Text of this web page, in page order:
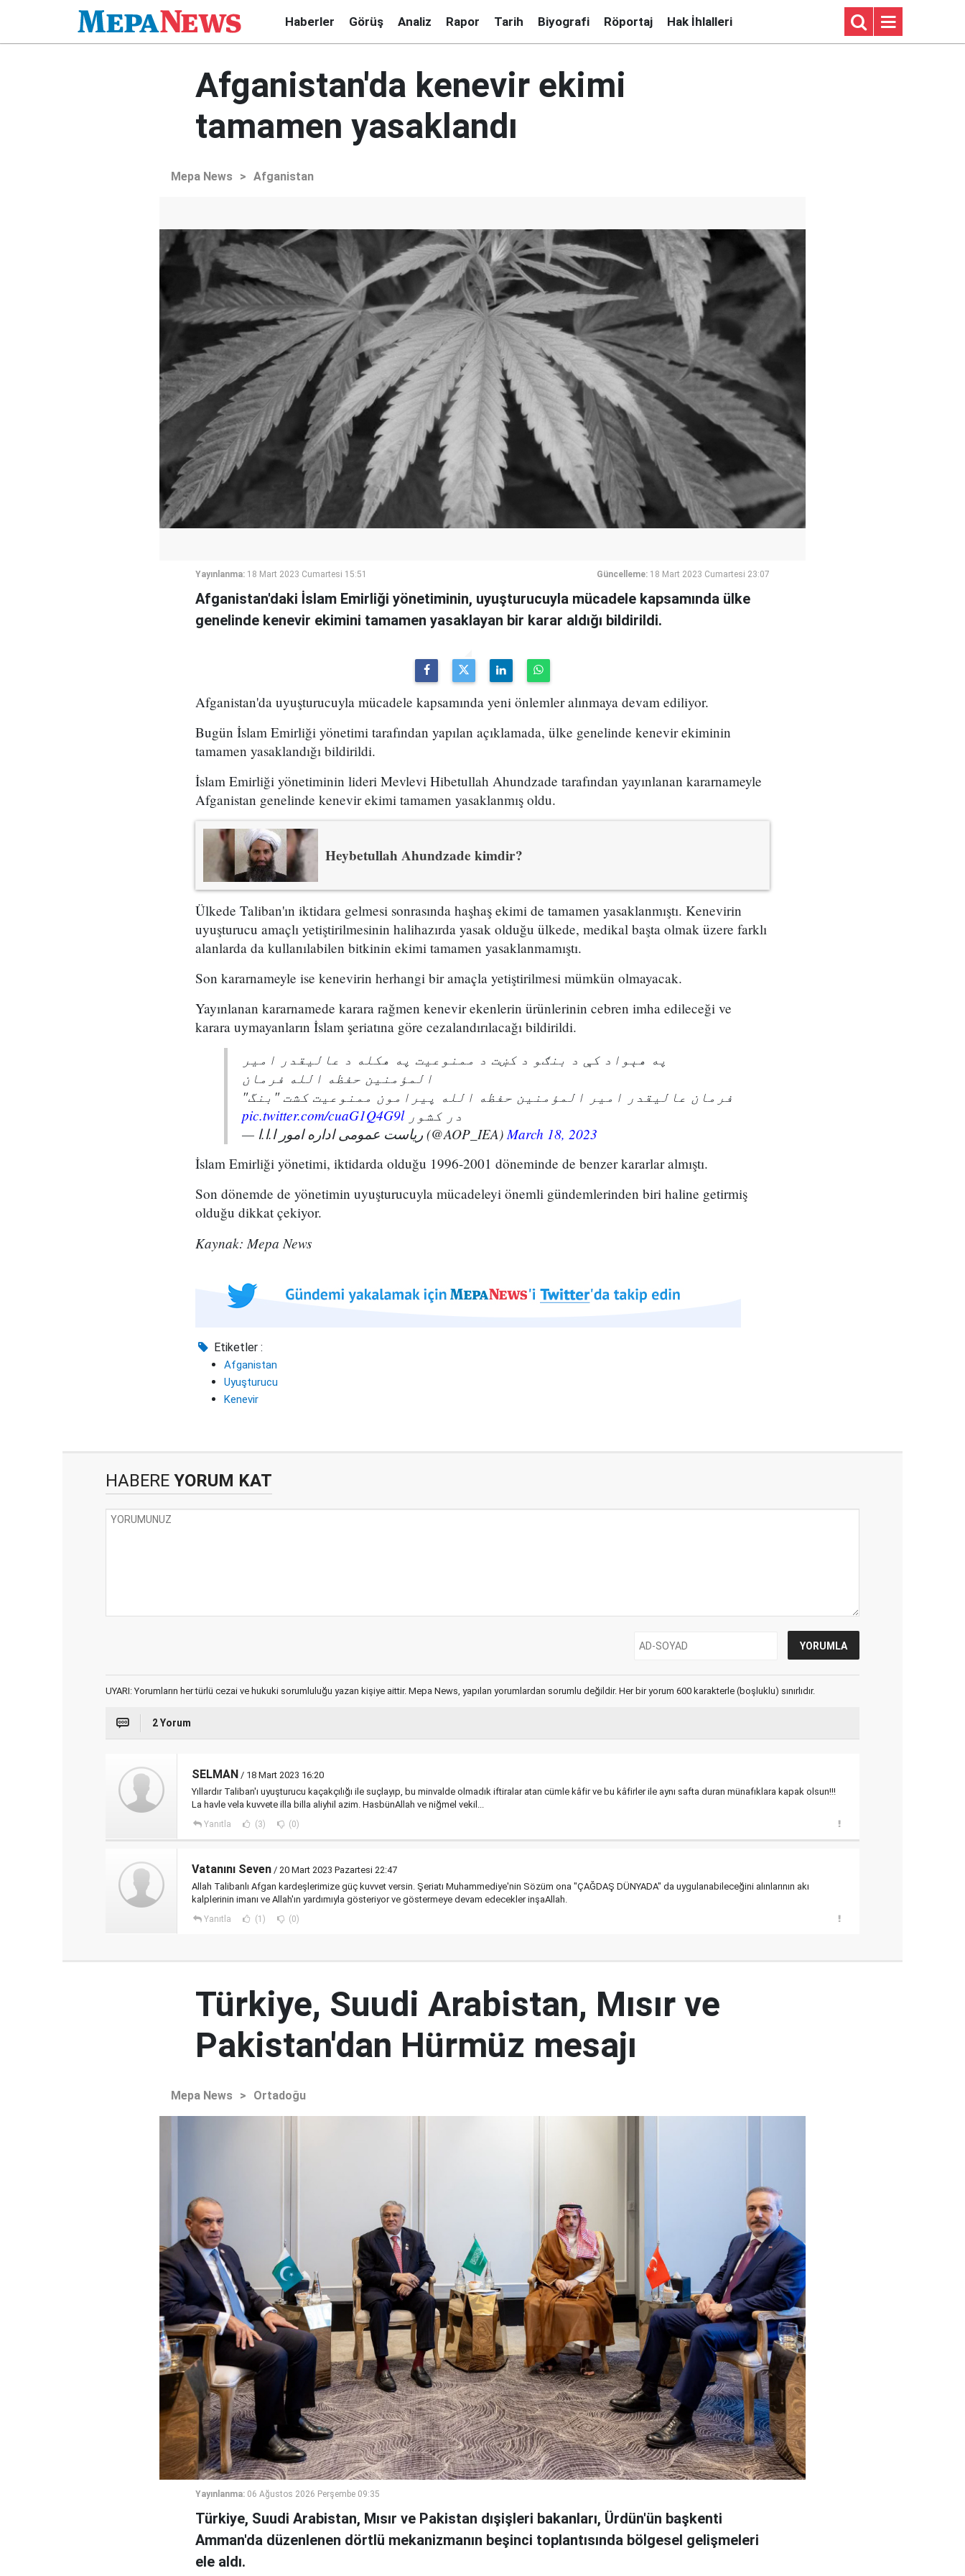
Haberler Görüş Analiz Rapor Tarih Biyografi Röportaj Hak İhlalleri
Afganistan'da kenevir ekimi
tamamen yasaklandı
Mepa News > Afganistan
Yayınlanma: 18 Mart 2023 Cumartesi 15:51 Güncelleme: 18 Mart 2023 Cumartesi 23:07
Afganistan'daki İslam Emirliği yönetiminin, uyuşturucuyla mücadele kapsamında ülke
genelinde kenevir ekimini tamamen yasaklayan bir karar aldığı bildirildi.
Afganistan'da uyuşturucuyla mücadele kapsamında yeni önlemler alınmaya devam ediliyor.
Bugün İslam Emirliği yönetimi tarafından yapılan açıklamada, ülke genelinde kenevir ekiminin
tamamen yasaklandığı bildirildi.
İslam Emirliği yönetiminin lideri Mevlevi Hibetullah Ahundzade tarafından yayınlanan kararnameyle
Afganistan genelinde kenevir ekimi tamamen yasaklanmış oldu.
Heybetullah Ahundzade kimdir?
Ülkede Taliban'ın iktidara gelmesi sonrasında haşhaş ekimi de tamamen yasaklanmıştı. Kenevirin
uyuşturucu amaçlı yetiştirilmesinin halihazırda yasak olduğu ülkede, medikal başta olmak üzere farklı
alanlarda da kullanılabilen bitkinin ekimi tamamen yasaklanmamıştı.
Son kararnameyle ise kenevirin herhangi bir amaçla yetiştirilmesi mümkün olmayacak.
Yayınlanan kararnamede karara rağmen kenevir ekenlerin ürünlerinin cebren imha edileceği ve
karara uymayanların İslam şeriatına göre cezalandırılacağı bildirildi.
په هېواد کې د بنګو د کښت د ممنوعيت په هکله د عاليقدر امير
المؤمنين حفظه الله فرمان
فرمان عالیقدر امير المؤمنين حفظه الله پیرامون ممنوعیت کشت "بنگ"
در کشورpic.twitter.com/cuaG1Q4G9l
— ریاست عمومی اداره امور ا.ا.ا (@AOP_IEA)March 18, 2023
İslam Emirliği yönetimi, iktidarda olduğu 1996-2001 döneminde de benzer kararlar almıştı.
Son dönemde de yönetimin uyuşturucuyla mücadeleyi önemli gündemlerinden biri haline getirmiş
olduğu dikkat çekiyor.
Kaynak: Mepa News
Etiketler :
Afganistan
Uyuşturucu
Kenevir
HABERE YORUM KAT
UYARI: Yorumların her türlü cezai ve hukuki sorumluluğu yazan kişiye aittir. Mepa News, yapılan yorumlardan sorumlu değildir. Her bir yorum 600 karakterle (boşluklu) sınırlıdır.
2 Yorum
SELMAN / 18 Mart 2023 16:20
Yıllardır Taliban'ı uyuşturucu kaçakçılığı ile suçlayıp, bu minvalde olmadık iftiralar atan cümle kâfir ve bu kâfirler ile aynı safta duran münafıklara kapak olsun!!!
La havle vela kuvvete illa billa aliyhil azim. HasbünAllah ve niğmel vekil...
Yanıtla (3) (0)
Vatanını Seven / 20 Mart 2023 Pazartesi 22:47
Allah Talibanlı Afgan kardeşlerimize güç kuvvet versin. Şeriatı Muhammediye'nin Sözüm ona "ÇAĞDAŞ DÜNYADA" da uygulanabileceğini alınlarının akı
kalplerinin imanı ve Allah'ın yardımıyla gösteriyor ve göstermeye devam edecekler inşaAllah.
Yanıtla (1) (0)
Türkiye, Suudi Arabistan, Mısır ve
Pakistan'dan Hürmüz mesajı
Mepa News > Ortadoğu
Yayınlanma: 06 Ağustos 2026 Perşembe 09:35
Türkiye, Suudi Arabistan, Mısır ve Pakistan dışişleri bakanları, Ürdün'ün başkenti
Amman'da düzenlenen dörtlü mekanizmanın beşinci toplantısında bölgesel gelişmeleri
ele aldı.